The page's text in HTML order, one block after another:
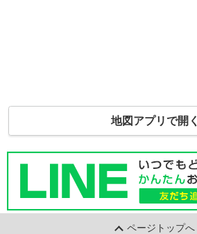
地図アプリで開く
ページトップへ